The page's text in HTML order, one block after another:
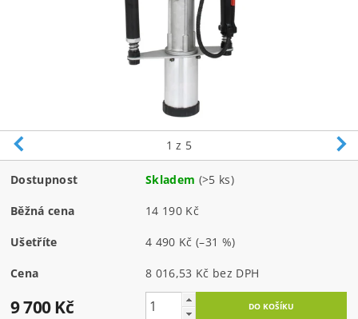
1 z 5
Dostupnost Skladem (>5 ks)
Běžná cena 14 190 Kč
Ušetříte 4 490 Kč (–31 %)
Cena 8 016,53 Kč bez DPH
9 700 Kč